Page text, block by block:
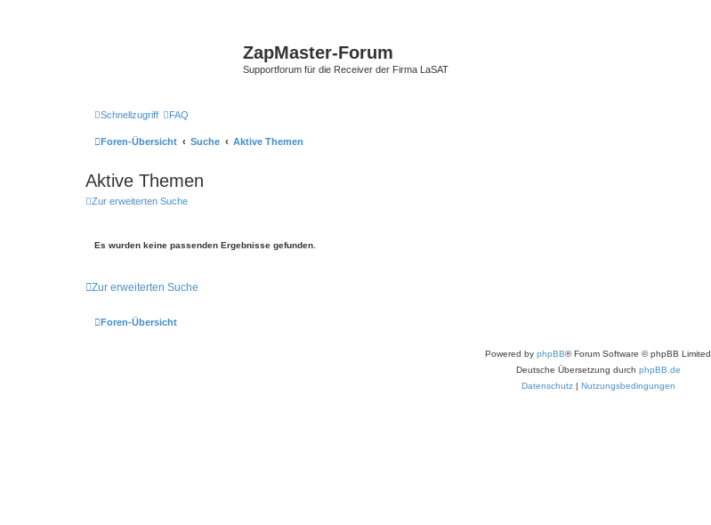
ZapMaster-Forum
Supportforum für die Receiver der Firma LaSAT
Schnellzugriff FAQ
Foren-Übersicht Suche Aktive Themen
Aktive Themen
Zur erweiterten Suche
Es wurden keine passenden Ergebnisse gefunden.
Zur erweiterten Suche
Foren-Übersicht
Powered by phpBB® Forum Software © phpBB Limited
Deutsche Übersetzung durch phpBB.de
Datenschutz| Nutzungsbedingungen